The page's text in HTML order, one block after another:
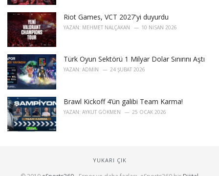
Riot Games, VCT 2027'yi duyurdu
YAZAN: MEHMET NALÇAKAN 10 NISAN 2026
Türk Oyun Sektörü 1 Milyar Dolar Sınırını Aştı
YAZAN: ADMIN 24 ŞUBAT 2026
Brawl Kickoff 4’ün galibi Team Karma!
YAZAN: AYKUT GÖKMEN 25 OCAK 2026
YUKARI ÇIK